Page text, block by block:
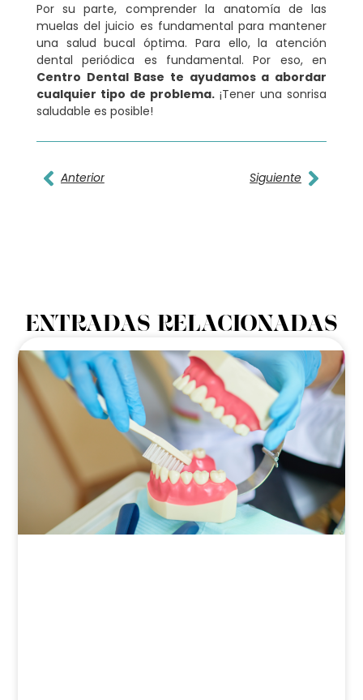
Por su parte, comprender la anatomía de las
muelas del juicio es fundamental para mantener
una salud bucal óptima. Para ello, la atención
dental periódica es fundamental. Por eso, en
Centro Dental Base te ayudamos a abordar
cualquier tipo de problema. ¡Tener una sonrisa
saludable es posible!
Anterior Siguiente
ENTRADAS RELACIONADAS